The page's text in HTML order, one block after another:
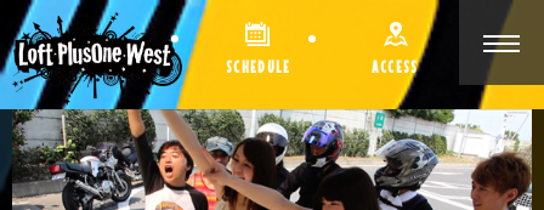
SCHEDULE ACCESS